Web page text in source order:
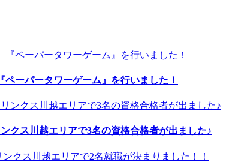
ペーパータワーゲーム』を行いました！
ンクス川越エリアで3名の資格合格者が出ました♪